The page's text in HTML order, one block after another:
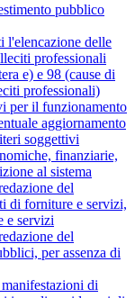
pubblico
l'elencazione delle
professionali
e) e 98 (cause di
professionali)
per il funzionamento
aggiornamento
soggettivi
finanziarie,
al sistema
del
di forniture e servizi,
e servizi
del
per assenza di
di